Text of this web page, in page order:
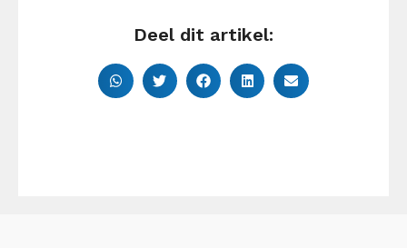
Deel dit artikel: